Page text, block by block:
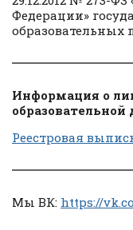
Федерации»
образовательных
Информация о
образовательной
Реестровая
Мы ВК: https://